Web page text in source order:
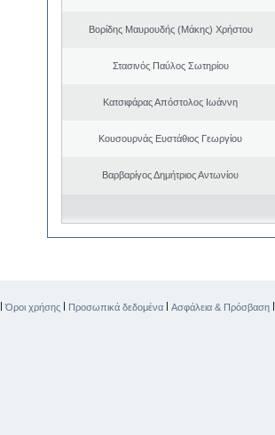
Βορίδης Μαυρουδής (Μάκης) Χρήστου
Στασινός Παύλος Σωτηρίου
Κατσιφάρας Απόστολος Ιωάννη
Κουσουρνάς Ευστάθιος Γεωργίου
Βαρβαρίγος Δημήτριος Αντωνίου
|Όροι χρήσης | Προσωπικά δεδομένα | Ασφάλεια & Πρόσβαση